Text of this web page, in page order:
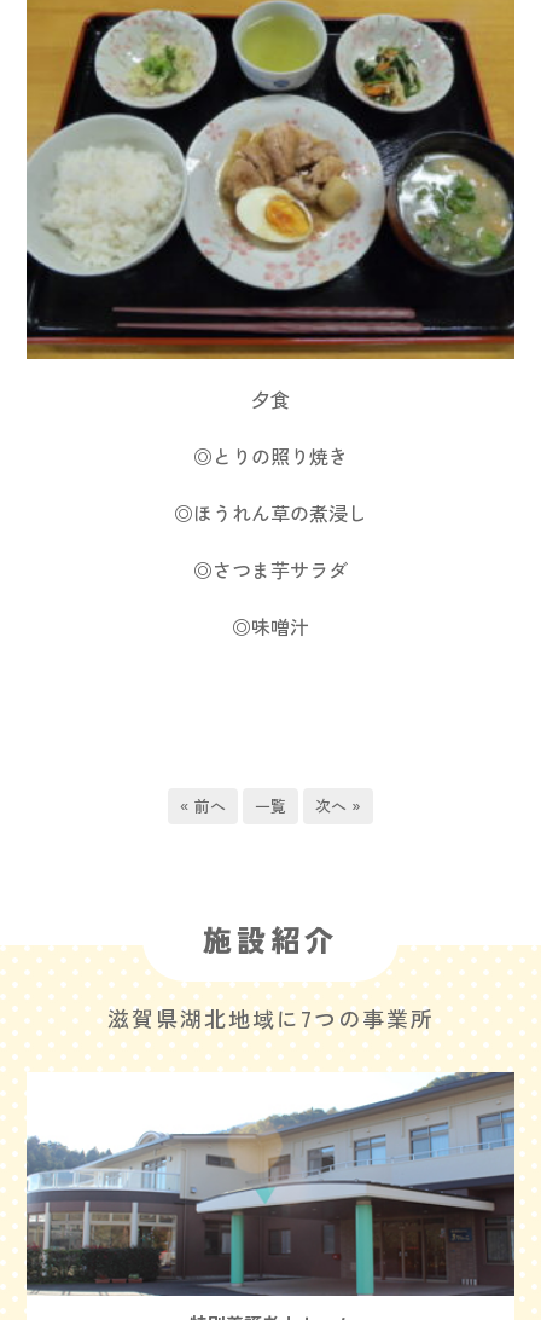
夕食
◎とりの照り焼き
◎ほうれん草の煮浸し
◎さつま芋サラダ
◎味噌汁
« 前へ 一覧 次へ »
施設紹介
滋賀県湖北地域に7つの事業所